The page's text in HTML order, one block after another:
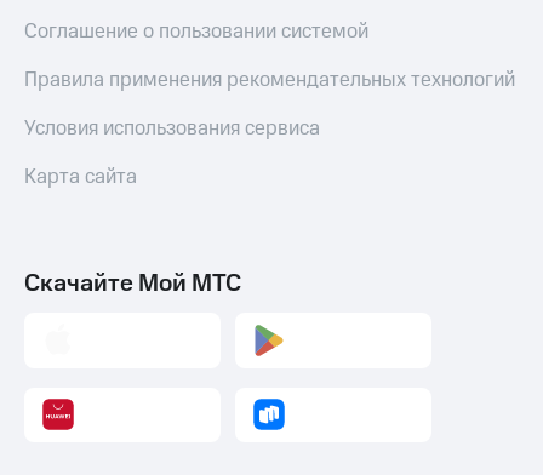
Соглашение о пользовании системой
Правила применения рекомендательных технологий
Условия использования сервиса
Карта сайта
Скачайте Мой МТС